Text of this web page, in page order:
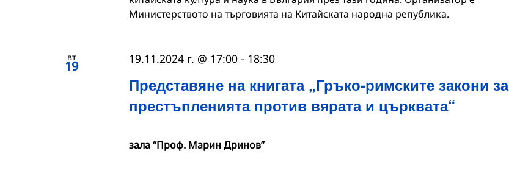
Министерството на търговията на Китайската народна република.
вт
19
Представяне на книгата „Гръко-римските закони за
престъпленията против вярата и църквата“
19.11.2024 г. @ 17:00- 18:30
зала “Проф. Марин Дринов”